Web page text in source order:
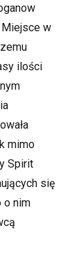
Miejsce w
ilości
mimo
Spirit
się
o nim